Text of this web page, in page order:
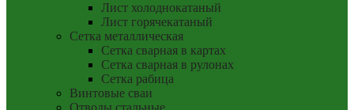
Лист холоднокатаный
Лист горячекатаный
Сетка металлическая
Сетка сварная в картах
Сетка сварная в рулонах
Сетка рабица
Винтовые сваи